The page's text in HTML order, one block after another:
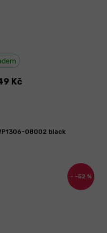
Kč
–52 %
08002 black